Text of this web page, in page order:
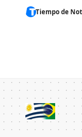
Tiempo de